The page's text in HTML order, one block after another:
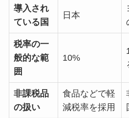
導入され
ている国
日本
税率の一
般的な範
囲
10%
非課税品
の扱い
食品などで軽
減税率を採用